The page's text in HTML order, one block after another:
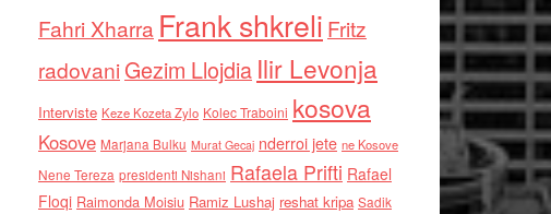
Fahri Xharra Frank shkreli Fritz
radovaniGezim Llojdia Ilir Levonja
Interviste Keze Kozeta Zylo Kolec Traboini kosova
Kosove Marjana Bulku Murat Gecaj nderroi jete ne Kosove
Nene Tereza presidenti Nishani Rafaela Prifti Rafael
Floqi Raimonda Moisiu Ramiz Lushaj reshat kripa Sadik